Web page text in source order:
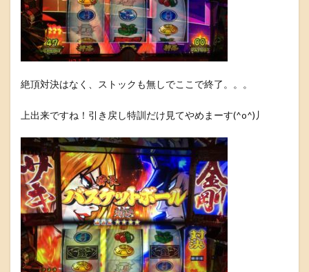
絶頂対決はなく、ストックも無しでここで終了。。。
上出来ですね！引き戻し特訓だけ見てやめまーす(^o^)丿